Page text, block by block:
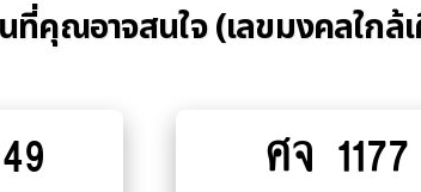
ที่คุณอาจสนใจ (เลขมงคลใกล้
Add
Add
to
ศจ 1177